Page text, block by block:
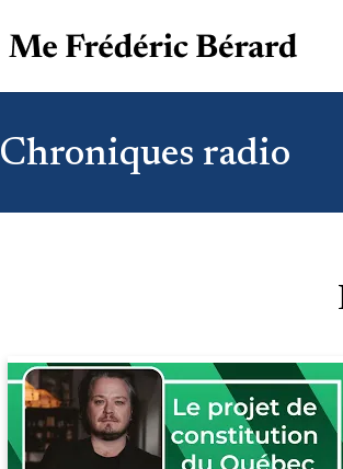
Chroniques radio